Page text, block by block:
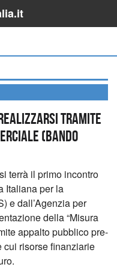
realizzarsi tramite
(Bando
terrà il primo incontro
Italiana per la
e dall’Agenzia per
della “Misura
appalto pubblico pre-
cui risorse finanziarie